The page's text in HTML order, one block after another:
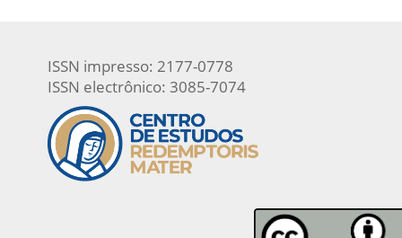
ISSN impresso: 2177-0778
ISSN electrônico: 3085-7074